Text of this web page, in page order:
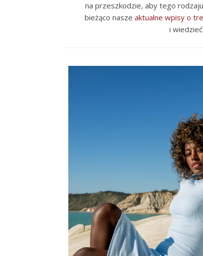
na przeszkodzie, aby tego
bieżąco nasze aktualne wpisy o
i wiedzieć